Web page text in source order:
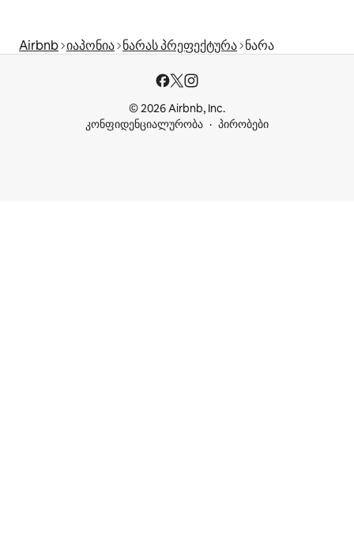
Airbnb იაპონია ნარას პრეფექტურა ნარა
© 2026 Airbnb, Inc.
კონფიდენციალურობა
პირობები